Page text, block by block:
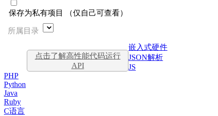
保存为私有项目 （仅自己可查看）
所属目录
点击了解高性能代码运行
API
嵌入式硬件
JSON解析
JS
PHP
Python
Java
Ruby
C语言